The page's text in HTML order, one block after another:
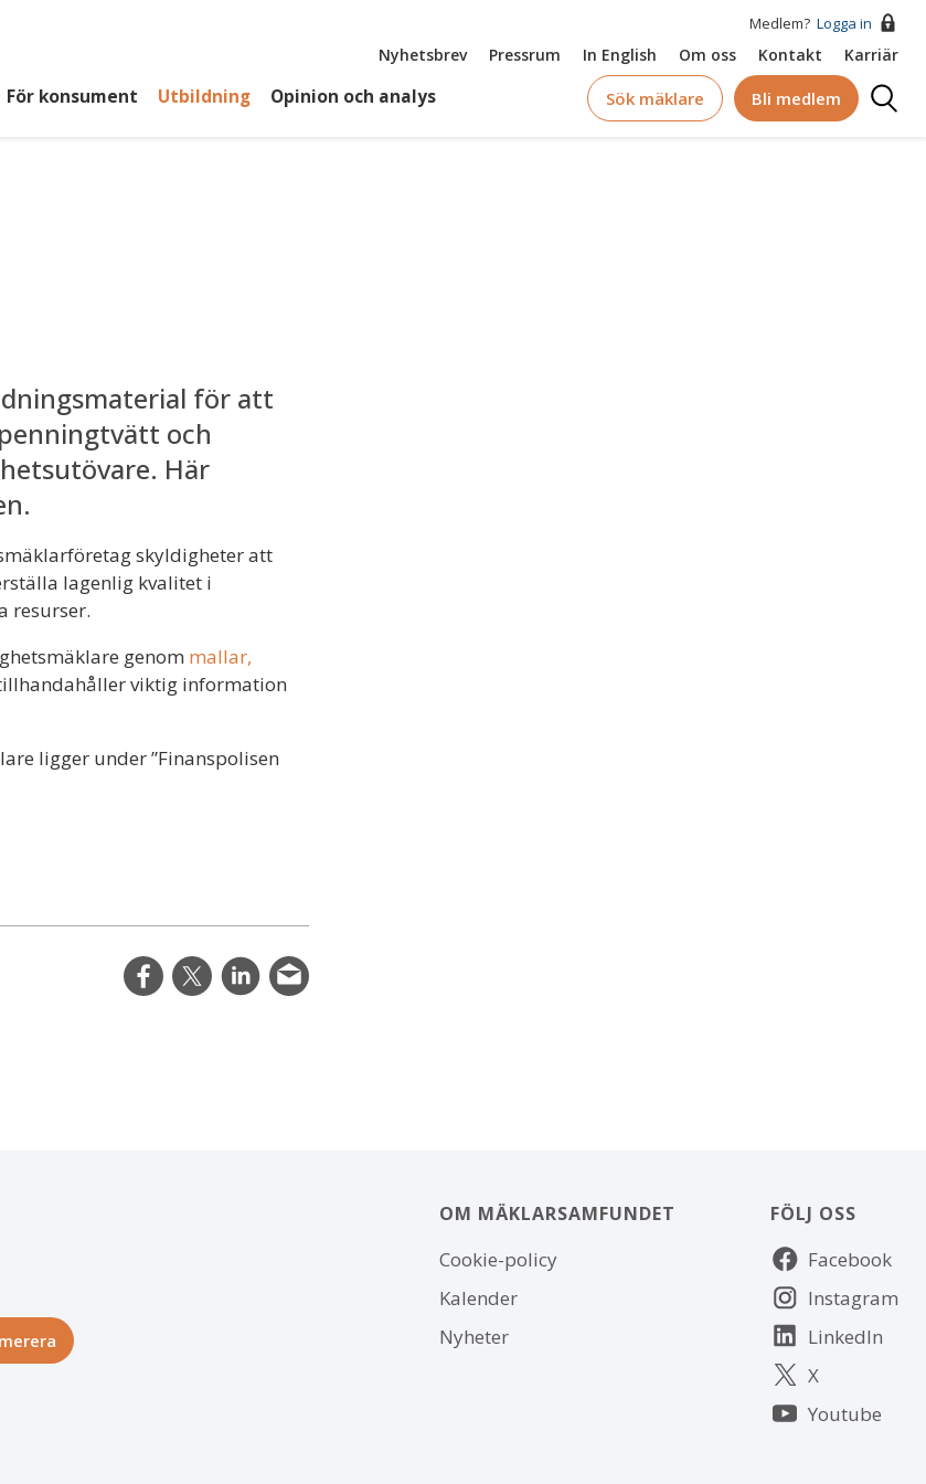
Medlem? Logga in
Top
Nyhetsbrev Pressrum In English Om oss Kontakt Karriär
För konsument Utbildning Opinion och analys Sök mäklare Bli medlem
Logga
för att
och
Här
skyldigheter att
lagenlig kvalitet i
resurser.
genom mallar,
viktig information
ligger under ”Finanspolisen
OM MÄKLARSAMFUNDET
Om
Cookie-policy
Kalender
Nyheter
FÖLJ OSS
Följ
oss
Facebook
Instagram
LinkedIn
X
Youtube